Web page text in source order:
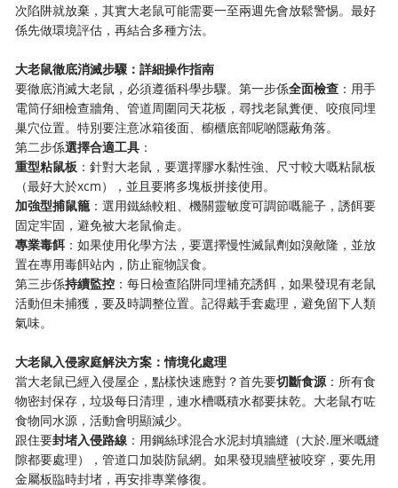
次陷阱就放棄，其實大老鼠可能需要一至兩週先會放鬆警惕。最好
係先做環境評估，再結合多種方法。
​大老鼠徹底消滅步驟：詳細操作指南​
要徹底消滅大老鼠，必須遵循科學步驟。第一步係​​全面檢查​ ​：用手
電筒仔細檢查牆角、管道周圍同天花板，尋找老鼠糞便、咬痕同埋
巢穴位置。特別要注意冰箱後面、櫥櫃底部呢啲隱蔽角落。
第二步係​​選擇合適工具​ ​：
​重型粘鼠板​ ​：針對大老鼠，要選擇膠水黏性強、尺寸較大嘅粘鼠板
（最好大於xcm），並且要將多塊板拼接使用。
​加強型捕鼠籠​ ​：選用鐵絲較粗、機關靈敏度可調節嘅籠子，誘餌要
固定牢固，避免被大老鼠偷走。
​專業毒餌​​：如果使用化學方法，要選擇慢性滅鼠劑如溴敵隆，並放
置在專用毒餌站內，防止寵物誤食。
第三步係​​持續監控​ ​：每日檢查陷阱同埋補充誘餌，如果發現有老鼠
活動但未捕獲，要及時調整位置。記得戴手套處理，避免留下人類
氣味。
​大老鼠入侵家庭解決方案：情境化處理​
當大老鼠已經入侵屋企，點樣快速應對？首先要​​切斷食源​​：所有食
物密封保存，垃圾每日清理，連水槽嘅積水都要抹乾。大老鼠冇咗
食物同水源，活動會明顯減少。
跟住要​​封堵入侵路線​ ​：用鋼絲球混合水泥封填牆縫（大於.厘米嘅縫
隙都要處理），管道口加裝防鼠網。如果發現牆壁被咬穿，要先用
金屬板臨時封堵，再安排專業修復。